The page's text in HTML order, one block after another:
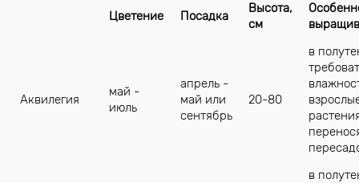
Цветение Посадка
Высота,
см
Аквилегия
май -
июль
апрель -
май или
сентябрь
20-80
в
в